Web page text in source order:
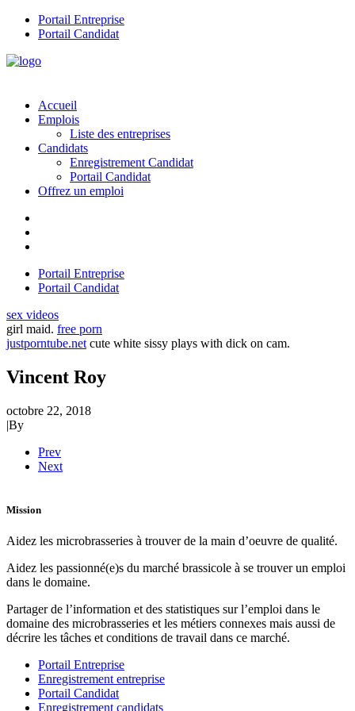
Portail Entreprise
Portail Candidat
Accueil
Emplois
Liste des entreprises
Candidats
Enregistrement Candidat
Portail Candidat
Offrez un emploi
Portail Entreprise
Portail Candidat
sex videos
girl maid. free porn
justporntube.net cute white sissy plays with dick on cam.
Vincent Roy
octobre 22, 2018
|By
Prev
Next
Mission
Aidez les microbrasseries à trouver de la main d’oeuvre de qualité.
Aidez les passionné(e)s du marché brassicole à se trouver un emploi
dans le domaine.
Partager de l’information et des statistiques sur l’emploi dans le
domaine des microbrasseries et les métiers connexes mais aussi de
décrire les tâches et conditions de travail dans ce marché.
Portail Entreprise
Enregistrement entreprise
Portail Candidat
Enregistrement candidats